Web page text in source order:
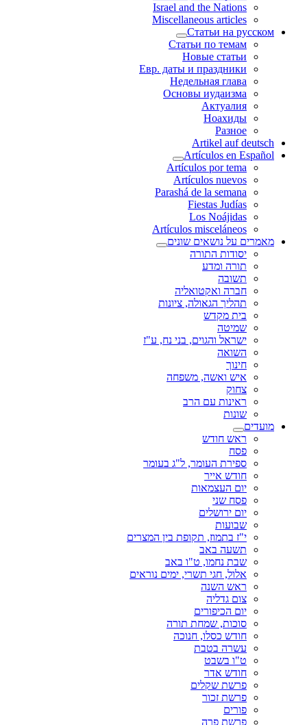
Israel and the Nations
Miscellaneous articles
Статьи на русском
Статьи по темам
Новые статьи
Евр. даты и праздники
Недельная глава
Основы иудаизма
Актуалия
Ноахиды
Разное
Artikel auf deutsch
Artículos en Español
Artículos por tema
Artículos nuevos
Parashá de la semana
Fiestas Judías
Los Noájidas
Artículos misceláneos
מאמרים על נושאים שונים
יסודות התורה
תורה ומדע
תשובה
חברה ואקטואליה
תהליך הגאולה, ציונות
בית מקדש
שמיטה
ישראל והגוים, בני נח, ע"ז
השואה
חינוך
איש ואשה, משפחה
צחוק
ראינות עם הרב
שונות
מועדים
ראש חודש
פסח
ספירת העומר, ל"ג בעומר
חודש אייר
יום העצמאות
פסח שני
יום ירושלים
שבועות
י"ז בתמוז, תקופת בין המצרים
תשעה באב
שבת נחמו, ט"ו באב
אלול, חגי תשרי, ימים נוראים
ראש השנה
צום גדליה
יום הכיפורים
סוכות, שמחת תורה
חודש כסלו, חנוכה
עשרה בטבת
ט"ו בשבט
חודש אדר
פרשת שקלים
פרשת זכור
פורים
פרשת פרה